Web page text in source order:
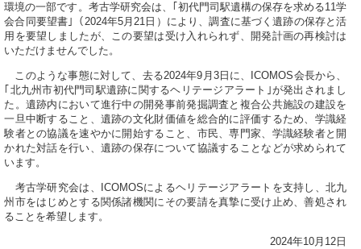
環境の一部です。考古学研究会は、｢初代門司駅遺構の保存を求める11学
会合同要望書｣（2024年5月21日）により、調査に基づく遺跡の保存と活
用を要望しましたが、この要望は受け入れられず、開発計画の再検討は
いただけませんでした。
このような事態に対して、去る2024年9月3日に、ICOMOS会長から、
｢北九州市初代門司駅遺跡に関するヘリテージアラート｣が発出されまし
た。遺跡内において進行中の開発事前発掘調査と複合公共施設の建設を
一旦中断すること、遺跡の文化財価値を総合的に評価するため、学識経
験者との協議を速やかに開始すること、市民、専門家、学識経験者と開
かれた対話を行い、遺跡の保存について協議することなどが求められて
います。
考古学研究会は、ICOMOSによるヘリテージアラートを支持し、北九
州市をはじめとする関係諸機関にその要請を真摯に受け止め、善処され
ることを希望します。
2024年10月12日